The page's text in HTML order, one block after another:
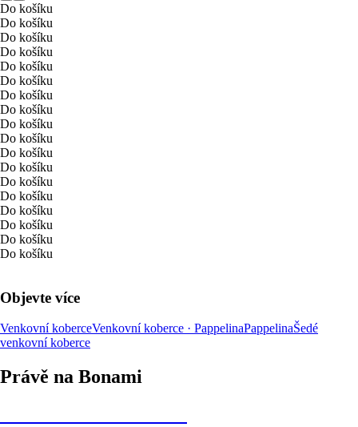
Do košíku
Do košíku
Do košíku
Do košíku
Do košíku
Do košíku
Do košíku
Do košíku
Do košíku
Do košíku
Do košíku
Do košíku
Do košíku
Do košíku
Do košíku
Do košíku
Do košíku
Do košíku
Objevte více
Venkovní koberceVenkovní koberce · PappelinaPappelinaŠedé
venkovní koberce
Právě na Bonami